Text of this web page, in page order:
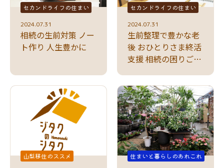
セカンドライフの住まい
2024.07.31
相続の生前対策 ノー
ト作り 人生豊かに
セカンドライフの住まい
2024.07.31
生前整理で豊かな老
後 おひとりさま終活
支援 相続の困りごと
山梨移住のススメ
住まいと暮らしのあれこれ